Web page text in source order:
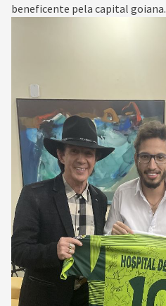
beneficente pela capital goiana.